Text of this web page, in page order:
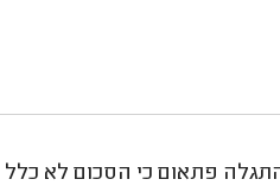
פתאום כי הסכום לא כלל